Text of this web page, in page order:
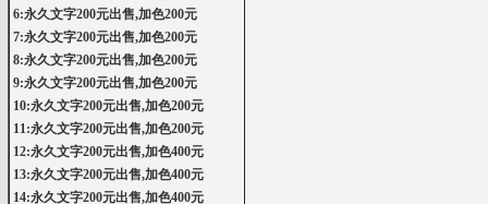
6:永久文字200元出售,加色200元
7:永久文字200元出售,加色200元
8:永久文字200元出售,加色200元
9:永久文字200元出售,加色200元
10:永久文字200元出售,加色200元
11:永久文字200元出售,加色200元
12:永久文字200元出售,加色400元
13:永久文字200元出售,加色400元
14:永久文字200元出售,加色400元